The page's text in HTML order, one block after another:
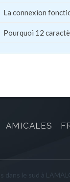
La connexion
Pourquoi 12
AMICALES
dans le sud à